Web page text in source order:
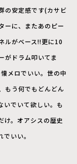
の安定感です(カサビ
ーに、またあのピー
ルがベース!!更に10
がドラム叩いてま
メロでいい。世の中
もう何でもどんどん
いでいて欲しい。も
け。オアシスの歴史
いい。